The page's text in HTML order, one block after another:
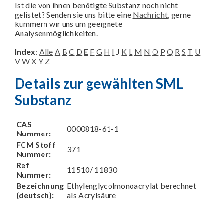
Ist die von ihnen benötigte Substanz noch nicht
gelistet? Senden sie uns bitte eine Nachricht, gerne
kümmern wir uns um geeignete
Analysenmöglichkeiten.
Index:Alle A B C D E F G H I J K L M N O P Q R S T U
V WX Y Z
Details zur gewählten SML
Substanz
CAS
Nummer:
0000818-61-1
FCM Stoff
Nummer:
371
Ref
Nummer:
11510/ 11830
Bezeichnung
(deutsch):
Ethylenglycolmonoacrylat berechnet
als Acrylsäure